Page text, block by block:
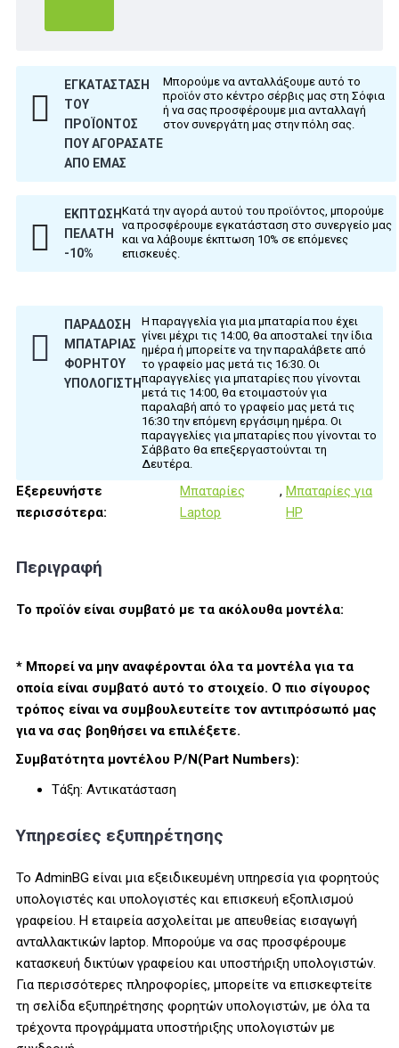
ΕΓΚΑΤΆΣΤΑΣΗ
ΤΟΥ
ΠΡΟΪΌΝΤΟΣ
ΠΟΥ ΑΓΟΡΆΣΑΤΕ
ΑΠΌ ΕΜΆΣ
Μπορούμε να ανταλλάξουμε αυτό το
προϊόν στο κέντρο σέρβις μας στη Σόφια
ή να σας προσφέρουμε μια ανταλλαγή
στον συνεργάτη μας στην πόλη σας.
ΈΚΠΤΩΣΗ
ΠΕΛΆΤΗ
-10%
Κατά την αγορά αυτού του προϊόντος, μπορούμε
να προσφέρουμε εγκατάσταση στο συνεργείο μας
και να λάβουμε έκπτωση 10% σε επόμενες
επισκευές.
ΠΑΡΆΔΟΣΗ
ΜΠΑΤΑΡΊΑΣ
ΦΟΡΗΤΟΎ
ΥΠΟΛΟΓΙΣΤΉ
Η παραγγελία για μια μπαταρία που έχει
γίνει μέχρι τις 14:00, θα αποσταλεί την ίδια
ημέρα ή μπορείτε να την παραλάβετε από
το γραφείο μας μετά τις 16:30. Οι
παραγγελίες για μπαταρίες που γίνονται
μετά τις 14:00, θα ετοιμαστούν για
παραλαβή από το γραφείο μας μετά τις
16:30 την επόμενη εργάσιμη ημέρα. Οι
παραγγελίες για μπαταρίες που γίνονται το
Σάββατο θα επεξεργαστούνται τη
Δευτέρα.
Εξερευνήστε
περισσότερα:
Μπαταρίες
Laptop
,Μπαταρίες για
HP
Περιγραφή
Το προϊόν είναι συμβατό με τα ακόλουθα μοντέλα:
* Μπορεί να μην αναφέρονται όλα τα μοντέλα για τα
οποία είναι συμβατό αυτό το στοιχείο. Ο πιο σίγουρος
τρόπος είναι να συμβουλευτείτε τον αντιπρόσωπό μας
για να σας βοηθήσει να επιλέξετε.
Συμβατότητα μοντέλου P/N(Part Numbers):
Τάξη: Αντικατάσταση
Υπηρεσίες εξυπηρέτησης
Το AdminBG είναι μια εξειδικευμένη υπηρεσία για φορητούς
υπολογιστές και υπολογιστές και επισκευή εξοπλισμού
γραφείου. Η εταιρεία ασχολείται με απευθείας εισαγωγή
ανταλλακτικών laptop. Μπορούμε να σας προσφέρουμε
κατασκευή δικτύων γραφείου και υποστήριξη υπολογιστών.
Για περισσότερες πληροφορίες, μπορείτε να επισκεφτείτε
τη σελίδα εξυπηρέτησης φορητών υπολογιστών, με όλα τα
τρέχοντα προγράμματα υποστήριξης υπολογιστών με